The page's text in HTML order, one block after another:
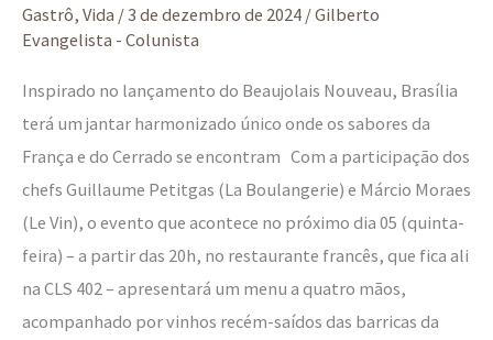
Gastrô, Vida /3 de dezembro de 2024 /Gilberto
Evangelista - Colunista
Inspirado no lançamento do Beaujolais Nouveau, Brasília
terá um jantar harmonizado único onde os sabores da
França e do Cerrado se encontram Com a participação dos
chefs Guillaume Petitgas (La Boulangerie) e Márcio Moraes
(Le Vin), o evento que acontece no próximo dia 05 (quinta-
feira) – a partir das 20h, no restaurante francês, que fica ali
na CLS 402 – apresentará um menu a quatro mãos,
acompanhado por vinhos recém-saídos das barricas da